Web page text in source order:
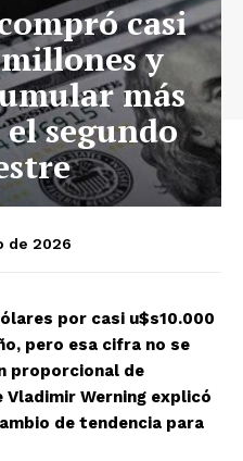
casi
y
más
segundo
de 2026
por casi u$s10.000
pero esa cifra no se
proporcional de
Werning explicó
de tendencia para